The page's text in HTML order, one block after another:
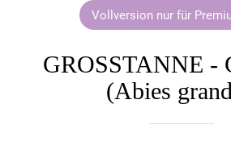
Vollversion nur für
GROSSTANNE -
(Abies